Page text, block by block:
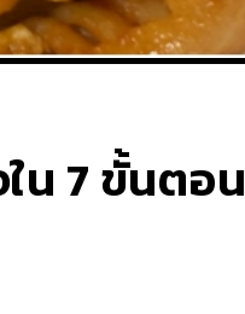
น 7 ขั้นตอน